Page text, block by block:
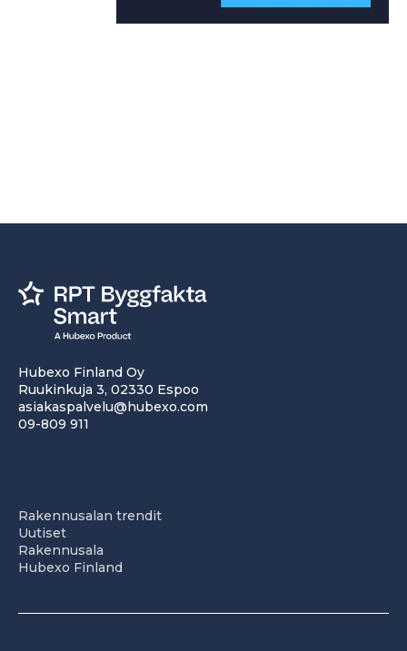
Hubexo Finland Oy
Ruukinkuja 3, 02330 Espoo
asiakaspalvelu@hubexo.com
09-809 911
Rakennusalan trendit
Uutiset
Rakennusala
Hubexo Finland